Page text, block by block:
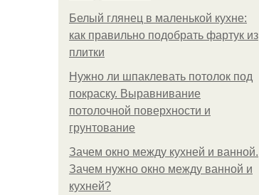
Белый глянец в маленькой кухне:
как правильно подобрать фартук из
плитки
Нужно ли шпаклевать потолок под
покраску. Выравнивание
потолочной поверхности и
грунтование
Зачем окно между кухней и ванной.
Зачем нужно окно между ванной и
кухней?